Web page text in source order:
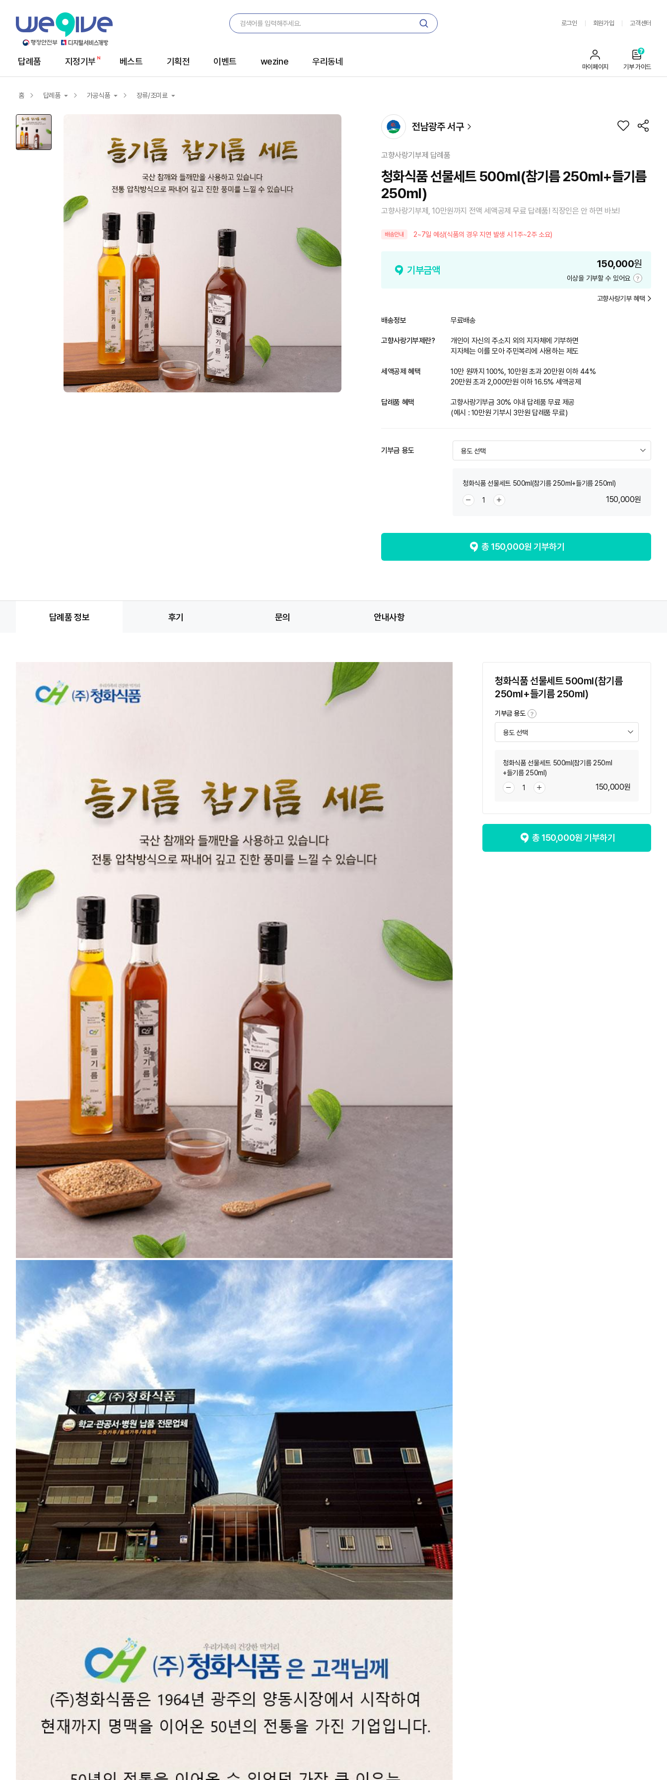
로그인 회원가입 고객센터
메
답례품 지정기부 베스트 기획전 이벤트 wezine 우리동네
마이페이지 기부 가이드
홈 답례품
답례품
지정기부
가공식품
축산/수산물
생활용품
장류/조미료
김치/절임배추
음료/커피/차
반찬/밀키트
기타가공식품
전남광주 서구
고향사랑기부제 답례품
청화식품 선물세트 500ml(참기름 250ml+들기름
250ml)
고향사랑기부제, 10만원까지 전액 세액공제 무료 답례품! 직장인은 안 하면 바보!
배송안내 2~7일 예상(식품의 경우 지연 발생 시 1주~2주 소요)
기부금액
150,000원
이상을 기부할 수 있어요
기
금
고향사랑기부 혜택
배송정보 무료배송
고향사랑기부제란?
개인이 자신의 주소지 외의 지자체에 기부하면
지자체는 이를 모아 주민복리에 사용하는 제도
세액공제 혜택
10만 원까지 100%, 10만원 초과 20만원 이하 44%
20만원 초과 2,000만원 이하 16.5% 세액공제
답례품 혜택
고향사랑기부금 30% 이내 답례품 무료 제공
(예시 : 10만원 기부시 3만원 답례품 무료)
기부금 용도
청화식품 선물세트 500ml(참기름 250ml+들기름 250ml)
150,000원
총 150,000원 기부하기
답례품 정보 후기 문의 안내사항
청화식품 선물세트 500ml(참기름
250ml+들기름 250ml)
기부금 용도
청화식품 선물세트 500ml(참기름 250ml
+들기름 250ml)
150,000원
총 150,000원 기부하기